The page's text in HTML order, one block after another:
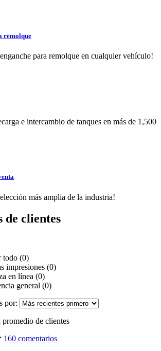
remolque
para remolque en cualquier vehículo!
e intercambio de tanques en más de 1,500
más amplia de la industria!
de clientes
todo (0)
impresiones (0)
en línea (0)
general (0)
por:
de clientes
160 comentarios